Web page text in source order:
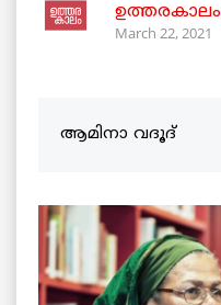
ഉത്തരകാലം
March 22, 2021
ആമിനാ വദൂദ്